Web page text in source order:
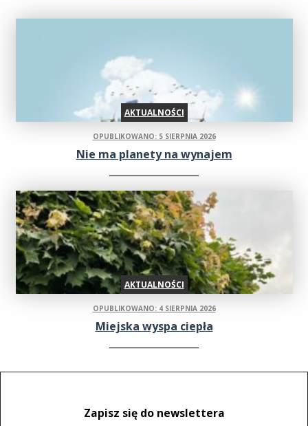
AKTUALNOŚCI
OPUBLIKOWANO: 5 SIERPNIA 2026
Nie ma planety na wynajem
AKTUALNOŚCI
OPUBLIKOWANO: 4 SIERPNIA 2026
Miejska wyspa ciepła
Zapisz się do newslettera